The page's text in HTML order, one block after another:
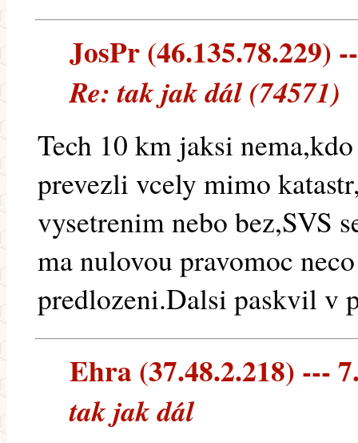
JosPr (46.135.78.229)
Re: tak jak dál (74571)
Tech 10 km jaksi
prevezli vcely mimo
vysetrenim nebo bez,SVS
ma nulovou pravomoc
predlozeni.Dalsi paskvil v
Ehra (37.48.2.218) ---
tak jak dál